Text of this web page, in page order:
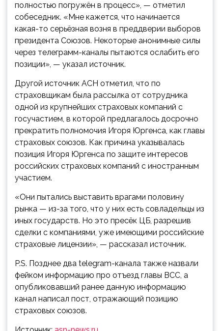
полностью погружён в процесс», — отметил
собеседник. «Мне кажется, что начинается
какая-то серьёзная возня в преддверии выборов
президента Союзов. Некоторые анонимные силы
через телеграмм-каналы пытаются ослабить его
позиции», — указал источник.
Другой источник АСН отметил, что по
страховщикам была рассылка от сотрудника
одной из крупнейших страховых компаний с
госучастием, в которой предлагалось досрочно
прекратить полномочия Игоря Юргенса, как главы
страховых союзов. Как причина указывалась
позиция Игоря Юргенса по защите интересов
российских страховых компаний с иностранным
участием.
«Они пытались выставить врагами половину
рынка — из-за того, что у них есть совладельцы из
иных государств. Но это пресёк ЦБ, разрешив
сделки с компаниями, уже имеющими российские
страховые лицензии», — рассказал источник.
P.S. Позднее два telegram-канала также назвали
фейком информацию про отъезд главы ВСС, а
опубликовавший ранее данную информацию
канал написал пост, отражающий позицию
страховых союзов.